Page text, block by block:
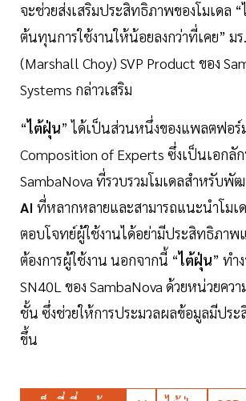
จะช่วยส่งเสริมประสิทธิภาพของโมเดล
ต้นทุนการใช้งานให้น้อยลงกว่าที่เคย” ม
(Marshall Choy) SVP Product ของ
Systems กล่าวเสริม
“ไต้ฝุ่น” ได้เป็นส่วนหนึ่งของแพลตฟอร์
Composition of Experts ซึ่งเป็นเอกลั
SambaNova ที่รวบรวมโมเดลสำหรับพั
AI ที่หลากหลายและสามารถแนะนำโมเ
ตอบโจทย์ผู้ใช้งานได้อย่ามีประสิทธิภาพ
ต้องการผู้ใช้งาน นอกจากนี้ “ไต้ฝุ่น” ทำ
SN40L ของ SambaNova ด้วยหน่วยคว
ชั้น ซึ่งช่วยให้การประมวลผลข้อมูลมีประ
ขึ้น